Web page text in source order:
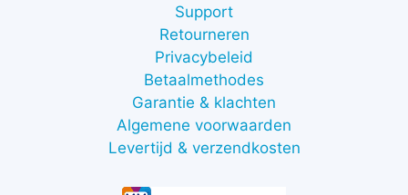
Support
Retourneren
Privacybeleid
Betaalmethodes
Garantie & klachten
Algemene voorwaarden
Levertijd & verzendkosten